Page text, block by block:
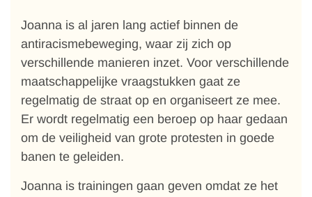
Joanna is al jaren lang actief binnen de
antiracismebeweging, waar zij zich op
verschillende manieren inzet. Voor verschillende
maatschappelijke vraagstukken gaat ze
regelmatig de straat op en organiseert ze mee.
Er wordt regelmatig een beroep op haar gedaan
om de veiligheid van grote protesten in goede
banen te geleiden.
Joanna is trainingen gaan geven omdat ze het